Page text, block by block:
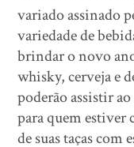
variado assinado
variedade de
brindar o novo
whisky, cerveja e
poderão assistir
para quem estiver
de suas taças com